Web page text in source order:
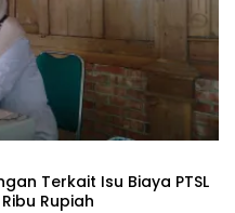
Terkait Isu Biaya PTSL
Rupiah